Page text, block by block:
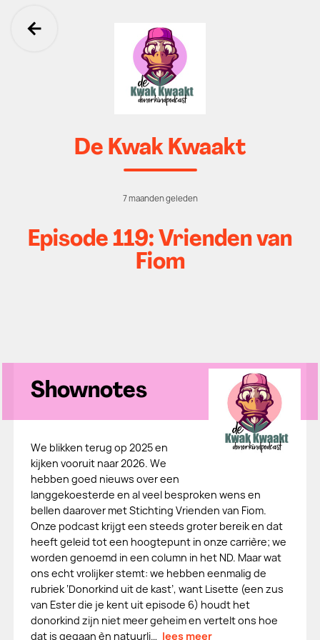
Ga terug
De Kwak Kwaakt
7 maanden geleden
Episode 119: Vrienden van
Fiom
Shownotes
We blikken terug op 2025 en
kijken vooruit naar 2026. We
hebben goed nieuws over een
langgekoesterde en al veel besproken wens en
bellen daarover met Stichting Vrienden van Fiom.
Onze podcast krijgt een steeds groter bereik en dat
heeft geleid tot een hoogtepunt in onze carrière; we
worden genoemd in een column in het ND. Maar wat
ons echt vrolijker stemt: we hebben eenmalig de
rubriek ‘Donorkind uit de kast’, want Lisette (een zus
van Ester die je kent uit episode 6) houdt het
donorkind zijn niet meer geheim en vertelt ons hoe
dat is gegaan èn natuurli… lees meer